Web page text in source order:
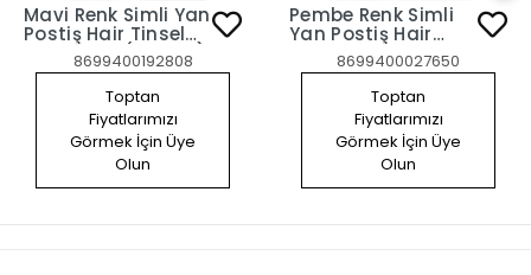
Mavi Renk Simli Yan
Postiş Hair Tinsel
Shiny Hair (50 Cm)
8699400192808
Toptan
Fiyatlarımızı
Görmek İçin Üye
Olun
Pembe Renk Simli
Yan Postiş Hair
Tinsel Shiny Hair
(50 Cm)8699400027650
Toptan
Fiyatlarımızı
Görmek İçin Üye
Olun